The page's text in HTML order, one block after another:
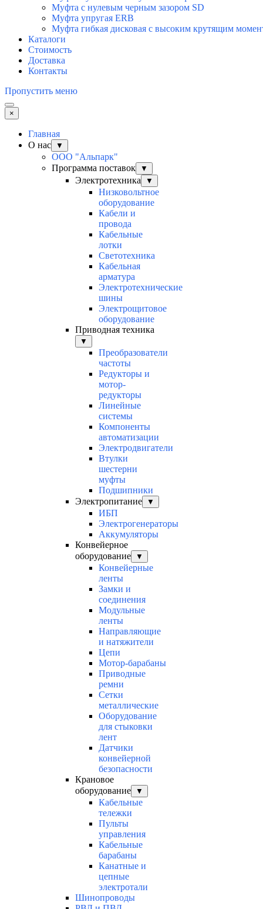
Муфта с нулевым черным зазором SD
Муфта упругая ERB
Муфта гибкая дисковая с высоким крутящим
Каталоги
Стоимость
Доставка
Контакты
Пропустить меню
×
Главная
О нас
▼
ООО "Альпарк"
Программа поставок
▼
Электротехника ▼
Низковольтное
оборудование
Кабели и
провода
Кабельные
лотки
Светотехника
Кабельная
арматура
Электротехнические
шины
Электрощитовое
оборудование
Приводная техника
▼
Преобразователи
частоты
Редукторы и
мотор-
редукторы
Линейные
системы
Компоненты
автоматизации
Электродвигатели
Втулки
шестерни
муфты
Подшипники
Электропитание
▼
ИБП
Электрогенераторы
Аккумуляторы
Конвейерное
оборудование
▼
Конвейерные
ленты
Замки и
соединения
Модульные
ленты
Направляющие
и натяжители
Цепи
Мотор-барабаны
Приводные
ремни
Сетки
металлические
Оборудование
для стыковки
лент
Датчики
конвейерной
безопасности
Крановое
оборудование
▼
Кабельные
тележки
Пульты
управления
Кабельные
барабаны
Канатные и
цепные
электротали
Шинопроводы